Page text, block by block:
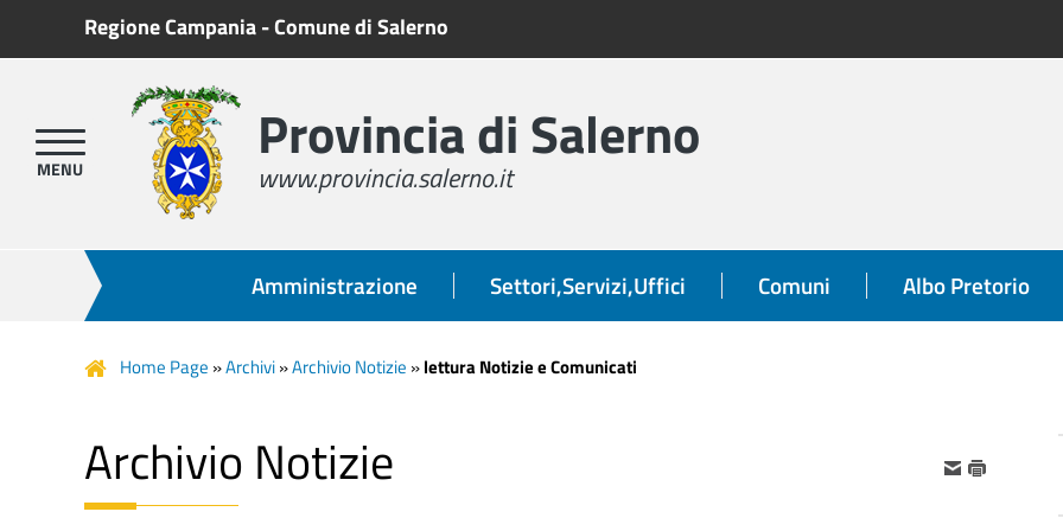
Regione Campania-Comune di Salerno
Provincia di Salerno
www.provincia.salerno.it
Amministrazione Settori,Servizi,Uffici Comuni Albo Pretorio
Home Page »Archivi»Archivio Notizie »lettura Notizie e Comunicati
Archivio Notizie